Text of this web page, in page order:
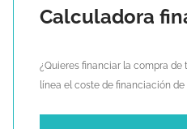
Calculadora
¿Quieres financiar la compra
línea el coste de financiación